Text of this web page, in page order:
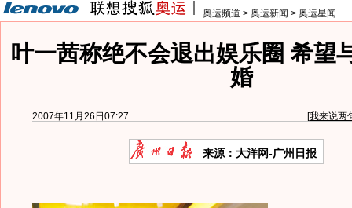
奥运频道 > 奥运新闻 > 奥运星闻
叶一茜称绝不会退出娱乐圈 希望
婚
2007年11月26日07:27 [我来说两
来源：大洋网-广州日报